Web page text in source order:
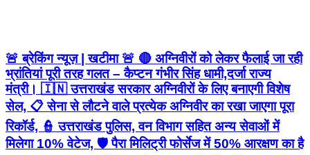
🚨 ब्रेकिंग न्यूज़ | खटीमा 🚨 🔴 अग्निवीरों को लेकर फैलाई जा रही
भ्रांतियां पूरी तरह गलत – कैप्टन गंभीर सिंह धामी,दर्जा राज्य
मंत्री। 🇮🇳 उत्तराखंड सरकार अग्निवीरों के लिए बनाएगी विशेष
सेल, 📋 सेना से लौटने वाले प्रत्येक अग्निवीर का रखा जाएगा पूरा
रिकॉर्ड, 👮 उत्तराखंड पुलिस, वन विभाग सहित अन्य सेवाओं में
मिलेगा 10% वेटेज, 🛡️ पैरा मिलिट्री फोर्सेज में 50% आरक्षण का है